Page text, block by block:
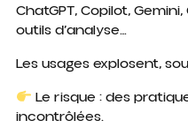
ChatGPT, Copilot,
outils d’analyse…
Les usages explosent,
Le risque : des
incontrôlées.